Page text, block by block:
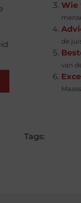
Wie
de
van
Tags: